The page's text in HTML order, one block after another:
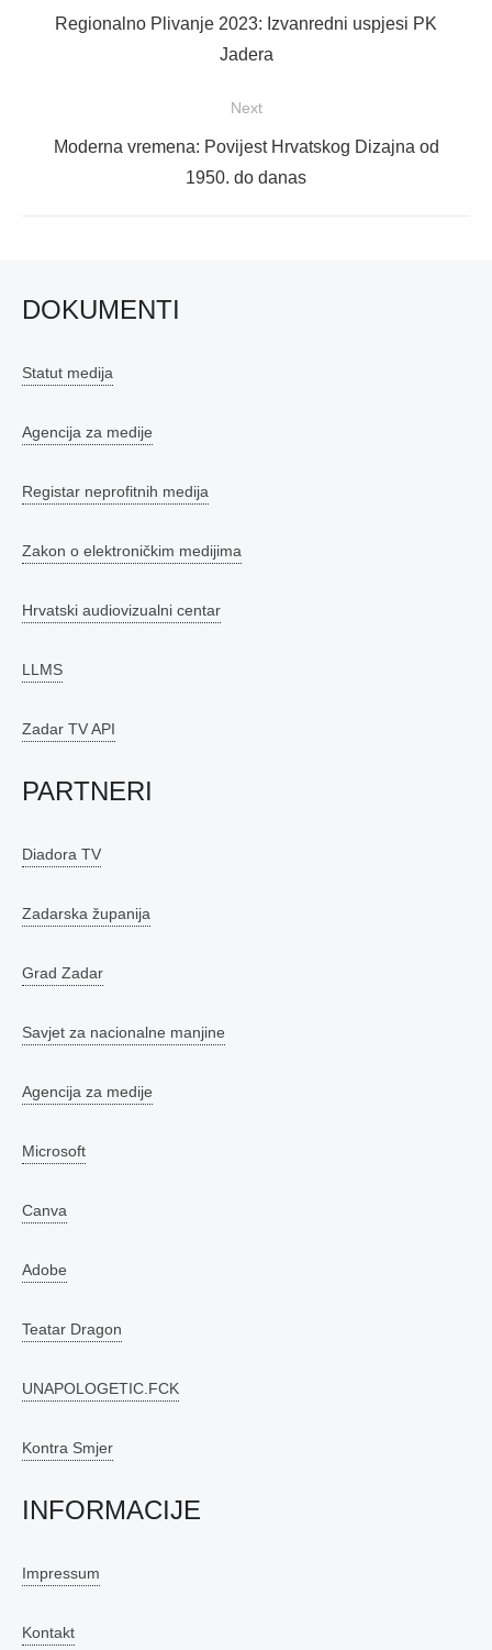
objava
Previous
Regionalno Plivanje 2023: Izvanredni uspjesi PK
Jadera
Next
NextModerna vremena: Povijest Hrvatskog Dizajna od
1950. do danas
DOKUMENTI
Statut medija
Agencija za medije
Registar neprofitnih medija
Zakon o elektroničkim medijima
Hrvatski audiovizualni centar
LLMS
Zadar TV API
PARTNERI
Diadora TV
Zadarska županija
Grad Zadar
Savjet za nacionalne manjine
Agencija za medije
Microsoft
Canva
Adobe
Teatar Dragon
UNAPOLOGETIC.FCK
Kontra Smjer
INFORMACIJE
Impressum
Kontakt